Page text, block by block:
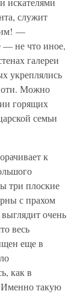
служит
—
— не что иное,
галереи
укреплялись
Можно
горящих
семьи
к
три плоские
с прахом
очень
весь
еще в
как в
Именно такую